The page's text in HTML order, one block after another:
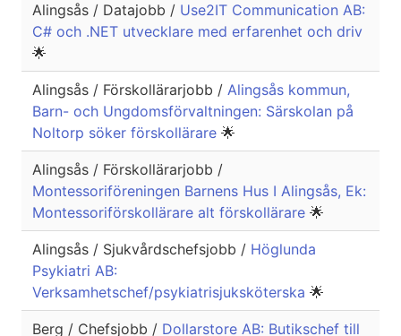
Alingsås / Datajobb / Use2IT Communication AB:
C# och .NET utvecklare med erfarenhet och driv
🌟
Alingsås / Förskollärarjobb / Alingsås kommun,
Barn- och Ungdomsförvaltningen: Särskolan på
Noltorp söker förskollärare 🌟
Alingsås / Förskollärarjobb /
Montessoriföreningen Barnens Hus I Alingsås, Ek:
Montessoriförskollärare alt förskollärare 🌟
Alingsås / Sjukvårdschefsjobb / Höglunda
Psykiatri AB:
Verksamhetschef/psykiatrisjuksköterska 🌟
Berg / Chefsjobb / Dollarstore AB: Butikschef till